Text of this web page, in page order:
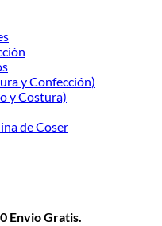
y Confección)
y Costura)
de Coser
Envio Gratis.